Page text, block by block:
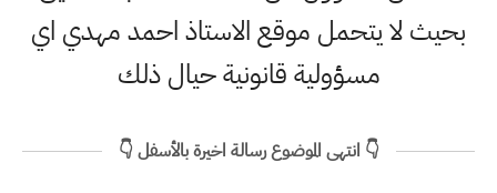
بحيث لا يتحمل موقع الاستاذ احمد مهدي اي
مسؤولية قانونية حيال ذلك
👇 انتهى الموضوع رسالة اخيرة بالأسفل 👇